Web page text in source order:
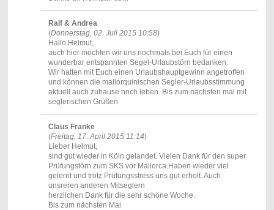
Ralf & Andrea
(Donnerstag, 02. Juli 2015 10:58)
Hallo Helmut,
auch hier möchten wir uns nochmals bei Euch für einen
wunderbar entspannten Segel-Urlaubstörn bedanken.
Wir hatten mit Euch einen Urlaubshauptgewinn angetroffen
und können die mallorquinischen Segler-Urlaubsstimmung
aktuell auch zuhause noch leben. Bis zum nächsten mal mit
seglerischen Grüßen
Claus Franke
(Freitag, 17. April 2015 11:14)
Lieber Helmut,
sind gut wieder in Köln gelandet. Vielen Dank für den super
Prüfungstörn zum SKS vor Mallorca.Haben wieder viel
gelernt und trotz Prüfungsstress uns gut erholt. Auch
unsreren anderen Mitseglern
herzlichen Dank für die sehr schöne Woche.
Bis zum nächsten Mal